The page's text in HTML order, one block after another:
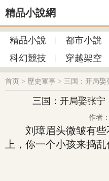
精品小說網
精品小說 都市小說
科幻競技
穿越架空
首页 > 歷史軍事 > 三国：开局娶
三国：开局娶张宁
作者
刘璋眉头微皱有些
上，你一个小孩来捣乱